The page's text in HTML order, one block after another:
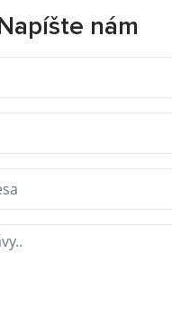
Napíšte nám